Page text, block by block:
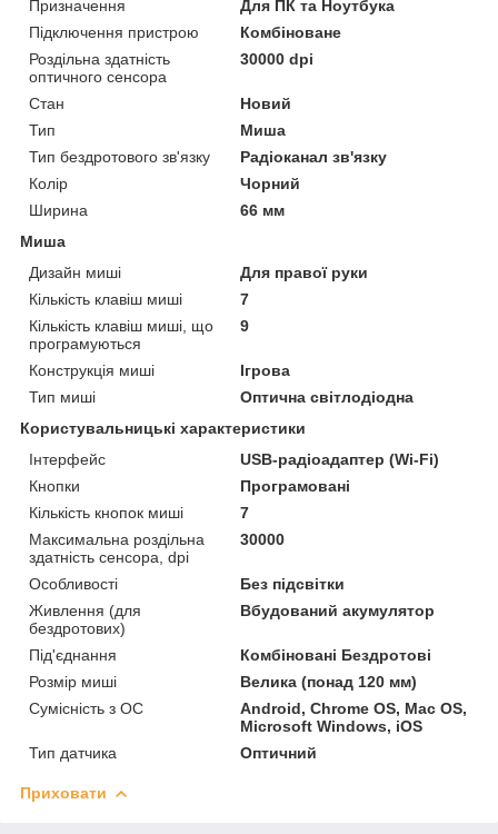
Призначення
Для ПК та Ноутбука
Підключення пристрою
Комбіноване
Роздільна здатність
оптичного сенсора
30000 dpi
Стан
Новий
Тип
Миша
Тип бездротового зв'язку
Радіоканал зв'язку
Колір
Чорний
Ширина
66 мм
Миша
Дизайн миші
Для правої руки
Кількість клавіш миші
7
Кількість клавіш миші, що
програмуються
9
Конструкція миші
Ігрова
Тип миші
Оптична світлодіодна
Користувальницькі характеристики
Інтерфейс
USB-радіоадаптер (Wi-Fi)
Кнопки
Програмовані
Кількість кнопок миші
7
Максимальна роздільна
здатність сенсора, dpi
30000
Особливості
Без підсвітки
Живлення (для
бездротових)
Вбудований акумулятор
Під'єднання
Комбіновані Бездротові
Розмір миші
Велика (понад 120 мм)
Сумісність з ОС
Android, Chrome OS, Mac OS,
Microsoft Windows, iOS
Тип датчика
Оптичний
Приховати